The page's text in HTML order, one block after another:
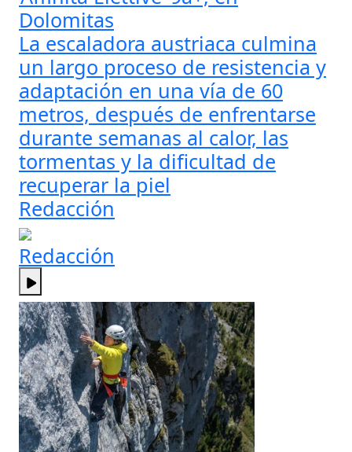
Dolomitas
La escaladora austriaca culmina
un largo proceso de resistencia y
adaptación en una vía de 60
metros, después de enfrentarse
durante semanas al calor, las
tormentas y la dificultad de
recuperar la piel
Redacción
Redacción